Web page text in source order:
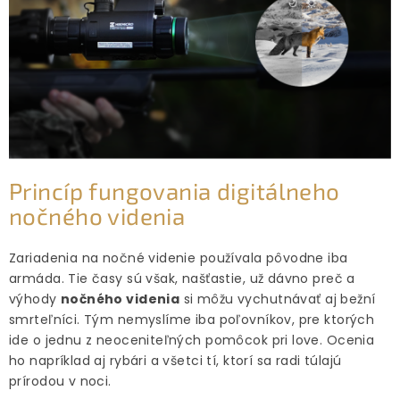
Princíp fungovania digitálneho
nočného videnia
Zariadenia na nočné videnie používala pôvodne iba
armáda. Tie časy sú však, našťastie, už dávno preč a
výhody nočného videnia si môžu vychutnávať aj bežní
smrteľníci. Tým nemyslíme iba poľovníkov, pre ktorých
ide o jednu z neoceniteľných pomôcok pri love. Ocenia
ho napríklad aj rybári a všetci tí, ktorí sa radi túlajú
prírodou v noci.